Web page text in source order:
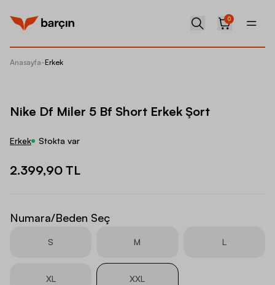
0
Anasayfa-Erkek
Nike Df Miler 5 Bf Short Erkek Şort
Erkek Stokta var
2.399,90 TL
Numara/Beden Seç
S M L
XL XXL